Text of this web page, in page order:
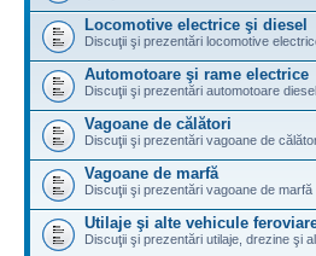
Locomotive electrice şi diesel
Discuţii şi prezentări locomotive
Automotoare şi rame electrice
Discuţii şi prezentări automotoare
Vagoane de călători
Discuţii şi prezentări vagoane de
Vagoane de marfă
Discuţii şi prezentări vagoane de marfă
Utilaje şi alte vehicule
Discuţii şi prezentări utilaje, drezine şi